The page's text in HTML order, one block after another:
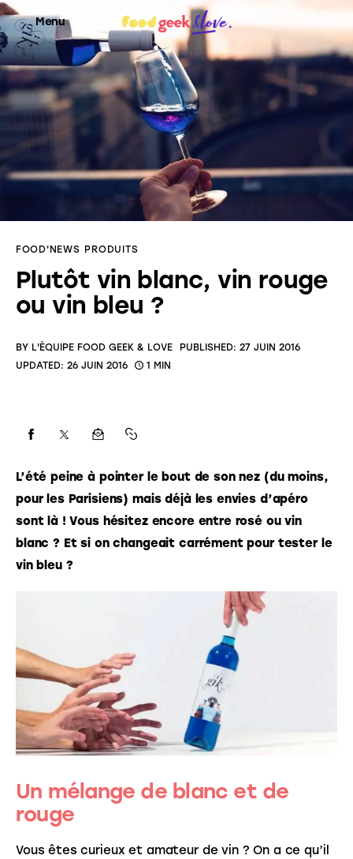
Menu
Food’News
Food’Com
Food’Art
Food’Life
FOOD'NEWS PRODUITS
Plutôt vin blanc, vin rouge
ou vin bleu ?
BY L'ÉQUIPE FOOD GEEK & LOVE PUBLISHED: 27 JUIN 2016
UPDATED: 26 JUIN 2016 1 MIN
L’été peine à pointer le bout de son nez (du moins,
pour les Parisiens) mais déjà les envies d’apéro
sont là ! Vous hésitez encore entre rosé ou vin
blanc ? Et si on changeait carrément pour tester le
vin bleu ?
Un mélange de blanc et de
rouge
Vous êtes curieux et amateur de vin ? On a ce qu’il